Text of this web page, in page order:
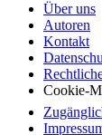
Über uns
Autoren
Kontakt
Cookie-